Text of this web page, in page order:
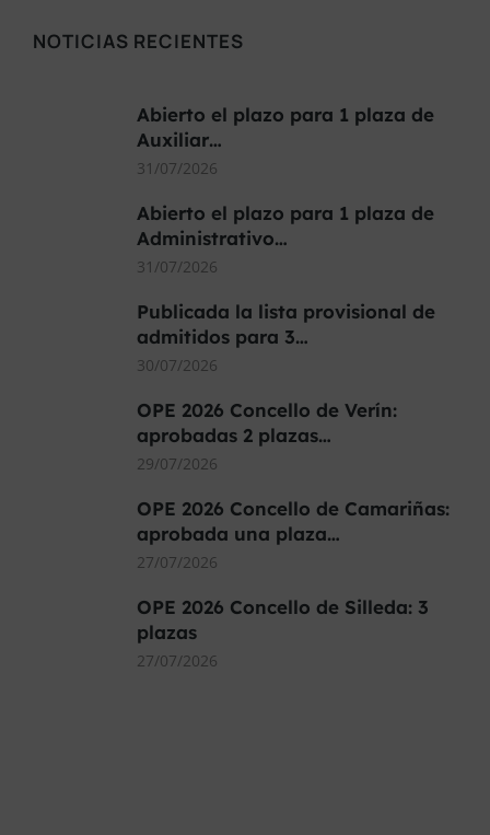
NOTICIAS RECIENTES
Abierto el plazo para 1 plaza de
Auxiliar…
31/07/2026
Abierto el plazo para 1 plaza de
Administrativo…
31/07/2026
Publicada la lista provisional de
admitidos para 3…
30/07/2026
OPE 2026 Concello de Verín:
aprobadas 2 plazas…
29/07/2026
OPE 2026 Concello de Camariñas:
aprobada una plaza…
27/07/2026
OPE 2026 Concello de Silleda: 3
plazas
27/07/2026